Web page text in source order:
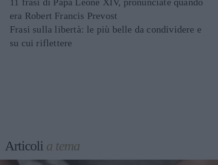
era Robert Francis Prevost
Frasi sulla libertà: le più belle da condividere e
su cui riflettere
Articoli a tema